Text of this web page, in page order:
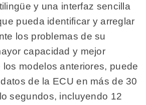
y una interfaz sencilla
pueda identificar y arreglar
los problemas de su
capacidad y mejor
los modelos anteriores, puede
de la ECU en más de 30
segundos, incluyendo 12